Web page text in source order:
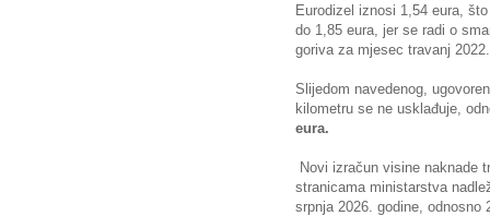
Eurodizel iznosi 1,54 eura,
do 1,85 eura, jer se radi o
goriva za mjesec travanj 2022.
Slijedom navedenog,
kilometru se ne usklađuje,
eura.
Novi izračun visine naknade
stranicama ministarstva
srpnja 2026. godine, odnosno